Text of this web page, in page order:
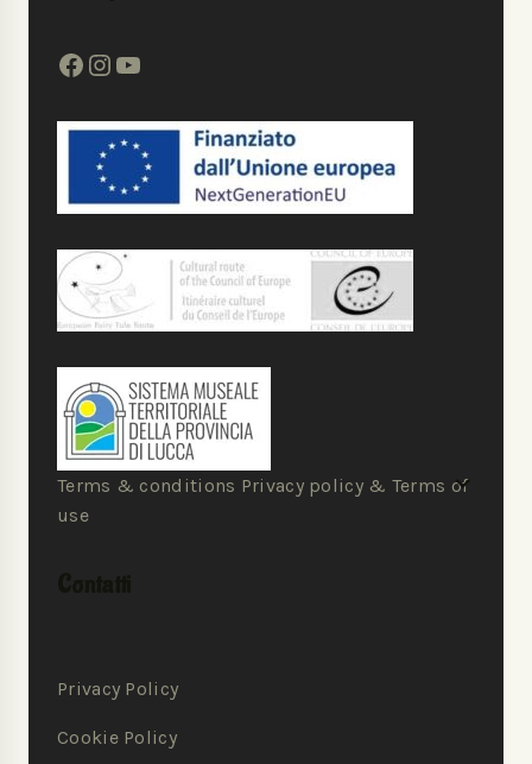
Terms & conditions Privacy policy & Terms of
use
Privacy Policy
Cookie Policy